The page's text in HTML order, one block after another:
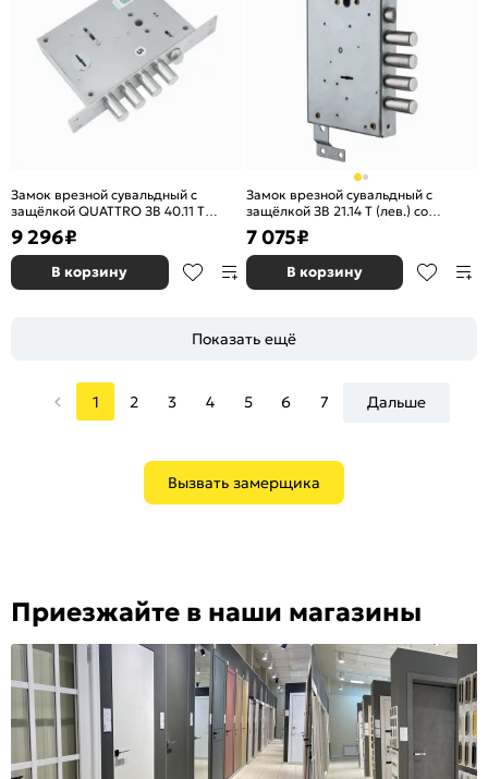
Замок врезной сувальдный с
защёлкой QUATTRO ЗВ 40.11 Т
(правый), 5 кл. /128:3250/
9 296₽
В корзину
Замок врезной сувальдный с
защёлкой ЗВ 21.14 Т (лев.) со
смен.мех-ом, (без накл), 5+1 кл
/123:212:1/
7 075₽
В корзину
Показать ещё
1 2 3 4 5 6 7 Дальше
Вызвать замерщика
Приезжайте в наши магазины